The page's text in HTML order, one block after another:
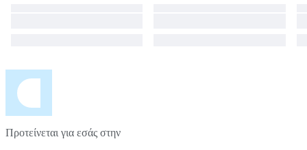
Προτείνεται για εσάς στην